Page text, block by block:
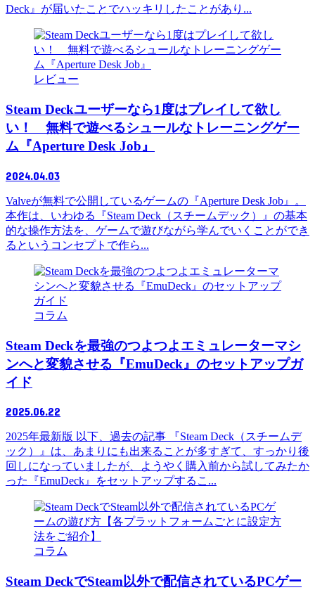
Deck』が届いたことでハッキリしたことがあり...
レビュー
Steam Deckユーザーなら1度はプレイして欲し
い！ 無料で遊べるシュールなトレーニングゲー
ム『Aperture Desk Job』
2024.04.03
Valveが無料で公開しているゲームの『Aperture Desk Job』。
本作は、いわゆる『Steam Deck（スチームデック）』の基本
的な操作方法を、ゲームで遊びながら学んでいくことができ
るというコンセプトで作ら...
コラム
Steam Deckを最強のつよつよエミュレーターマシ
ンへと変貌させる『EmuDeck』のセットアップガ
イド
2025.06.22
2025年最新版 以下、過去の記事 『Steam Deck（スチームデ
ック）』は、あまりにも出来ることが多すぎて、すっかり後
回しになっていましたが、ようやく購入前から試してみたか
った『EmuDeck』をセットアップするこ...
コラム
Steam DeckでSteam以外で配信されているPCゲー